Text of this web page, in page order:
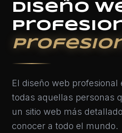
Diseño
El diseño web profesional
todas aquellas personas
un sitio web más
conocer a todo el mundo.